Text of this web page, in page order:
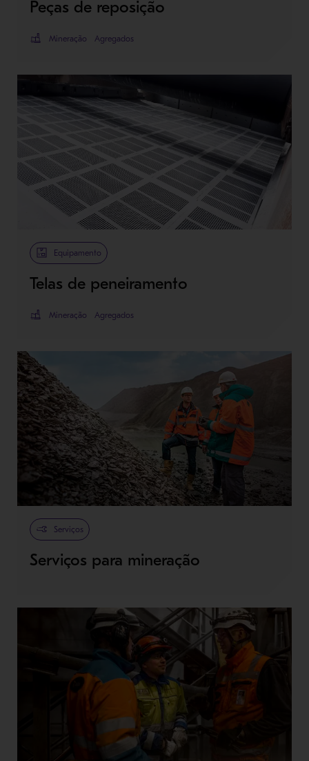
Peças de reposição
Mineração Agregados
Equipamento
Telas de peneiramento
Mineração Agregados
Serviços
Serviços para mineração